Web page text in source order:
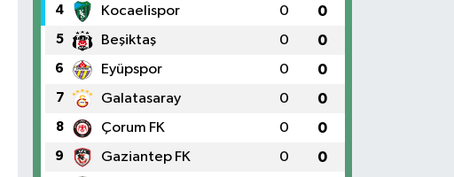
4 Kocaelispor 0 0
5 Beşiktaş 0 0
6 Eyüpspor 0 0
7 Galatasaray 0 0
8 Çorum FK 0 0
9 Gaziantep FK 0 0